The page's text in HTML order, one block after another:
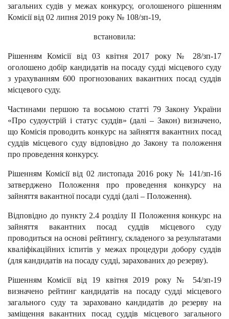
загальних судів у межах конкурсу, оголошеного рішенням
Комісії від 02 липня 2019 року № 108/зп-19,
встановила:
Рішенням Комісії від 03 квітня 2017 року № 28/зп-17
оголошено добір кандидатів на посаду судді місцевого суду
з урахуванням 600 прогнозованих вакантних посад суддів
місцевого суду.
Частинами першою та восьмою статті 79 Закону України
«Про судоустрій і статус суддів» (далі – Закон) визначено,
що Комісія проводить конкурс на зайняття вакантних посад
суддів місцевого суду відповідно до Закону та положення
про проведення конкурсу.
Рішенням Комісії від 02 листопада 2016 року № 141/зп-16
затверджено Положення про проведення конкурсу на
зайняття вакантної посади судді (далі – Положення).
Відповідно до пункту 2.4 розділу II Положення конкурс на
зайняття вакантних посад суддів місцевого суду
проводиться на основі рейтингу, складеного за результатами
кваліфікаційних іспитів у межах процедури добору суддів
(для кандидатів на посаду судді, зарахованих до резерву).
Рішенням Комісії від 19 квітня 2019 року № 54/зп-19
визначено рейтинг кандидатів на посаду судді місцевого
загального суду та зараховано кандидатів до резерву на
заміщення вакантних посад суддів місцевого загального